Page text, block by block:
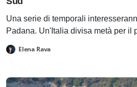
Una serie di temporali
Padana. Un'Italia divisa metà per il
Elena Rava